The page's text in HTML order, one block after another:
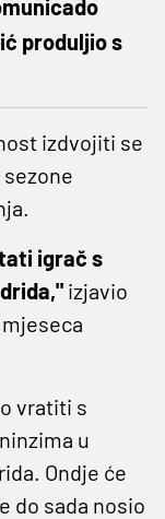
produljio s
izdvojiti se
igrač s
izjavio
vratiti s
u
Ondje će
do sada nosio